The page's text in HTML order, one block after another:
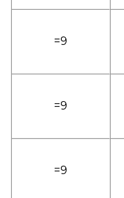
=9
=9
=9